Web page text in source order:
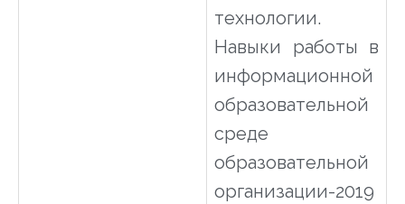
технологии.
Навыки работы в
информационной
образовательной
среде
образовательной
организации-2019